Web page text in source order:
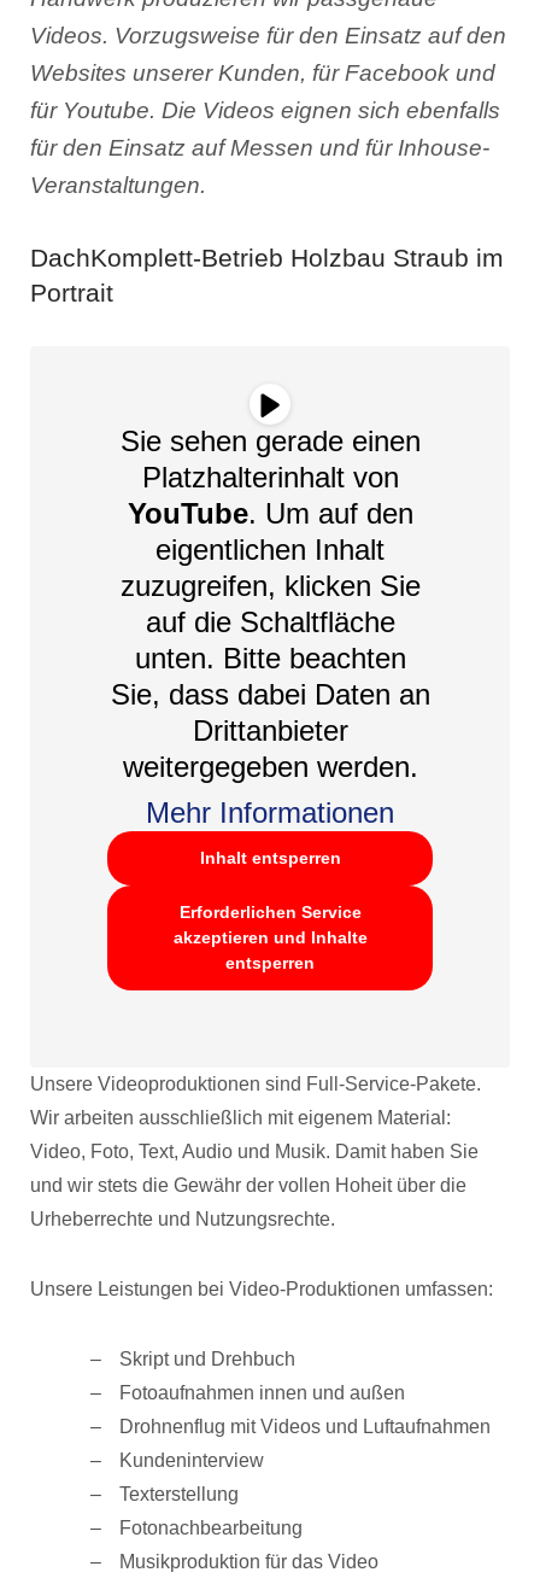
Videos. Vorzugsweise für den Einsatz auf den
Websites unserer Kunden, für Facebook und
für Youtube. Die Videos eignen sich ebenfalls
für den Einsatz auf Messen und für Inhouse-
Veranstaltungen.
DachKomplett-Betrieb Holzbau Straub im
Portrait
Sie sehen gerade einen
Platzhalterinhalt von
YouTube. Um auf den
eigentlichen Inhalt
zuzugreifen, klicken Sie
auf die Schaltfläche
unten. Bitte beachten
Sie, dass dabei Daten an
Drittanbieter
weitergegeben werden.
Mehr Informationen
Inhalt entsperren
Erforderlichen Service
akzeptieren und Inhalte
entsperren
Unsere Videoproduktionen sind Full-Service-Pakete.
Wir arbeiten ausschließlich mit eigenem Material:
Video, Foto, Text, Audio und Musik. Damit haben Sie
und wir stets die Gewähr der vollen Hoheit über die
Urheberrechte und Nutzungsrechte.
Unsere Leistungen bei Video-Produktionen umfassen:
Skript und Drehbuch
Fotoaufnahmen innen und außen
Drohnenflug mit Videos und Luftaufnahmen
Kundeninterview
Texterstellung
Fotonachbearbeitung
Musikproduktion für das Video